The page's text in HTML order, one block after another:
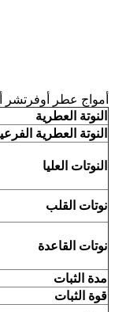
أمواج عطر أوفرتشر أو
النوتة العطرية
النوتة العطرية
النوتات العليا
نوتات القلب
نوتات القاعدة
مدة الثبات
قوة الثبات